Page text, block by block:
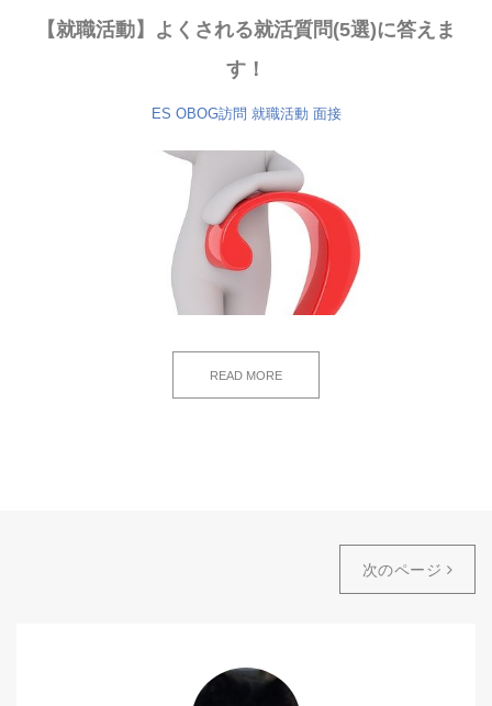
【就職活動】よくされる就活質問(5選)に答えま
す！
ES OBOG訪問 就職活動 面接
READ MORE
次のページ